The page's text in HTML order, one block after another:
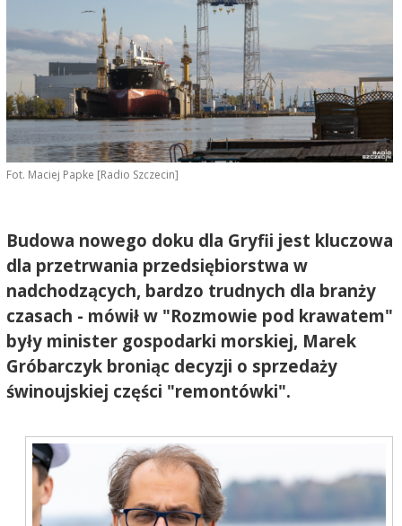
Fot. Maciej Papke [Radio Szczecin]
Budowa nowego doku dla Gryfii jest kluczowa
dla przetrwania przedsiębiorstwa w
nadchodzących, bardzo trudnych dla branży
czasach - mówił w "Rozmowie pod krawatem"
były minister gospodarki morskiej, Marek
Gróbarczyk broniąc decyzji o sprzedaży
świnoujskiej części "remontówki".